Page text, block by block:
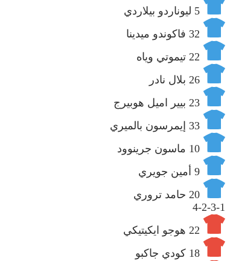
5 ليوناردو بيلاردي
32 فاكوندو ميدينا
22 تيموتي وياه
26 بلال نادر
23 بيير اميل هوبيرج
33 إيمرسون بالميري
10 ماسون جرينوود
9 أمين جويري
20 حامد تروري
4-2-3-1
22 هوجو ايكيتيكي
18 كودي جاكبو